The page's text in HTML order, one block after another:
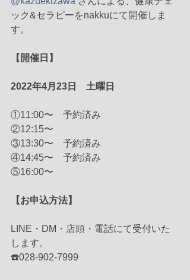
ック&セラピーをnakkuにて開催しま
す。
【開催日】
2022年4月23日　土曜日
①11:00〜　予約済み
②12:15〜
③13:30〜　予約済み
④14:45〜　予約済み
⑤16:00〜
【お申込方法】
LINE・DM・店頭・電話にて受付いた
します。
☎️028-902-7999